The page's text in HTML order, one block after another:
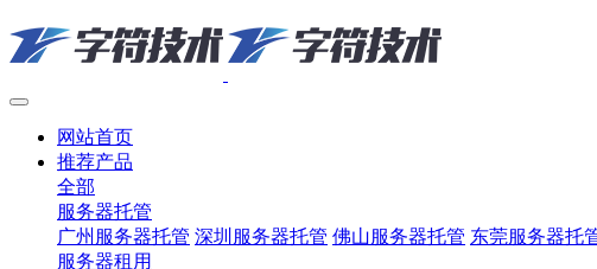
网站首页
推荐产品
全部
服务器托管
广州服务器托管 深圳服务器托管 佛山服务器托管 东莞服务器托
服务器租用